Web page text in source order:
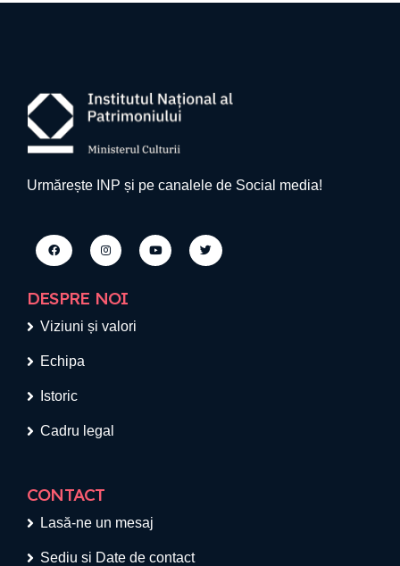
Urmărește INP și pe canalele de Social media!
DESPRE NOI
Viziuni și valori
Echipa
Istoric
Cadru legal
CONTACT
Lasă-ne un mesaj
Sediu si Date de contact